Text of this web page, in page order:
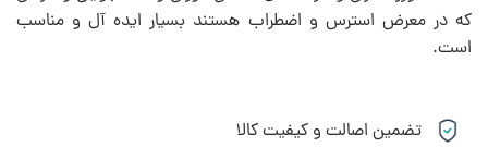
که در معرض استرس و اضطراب هستند بسیار ایده آل و مناسب
است.
تضمین اصالت و کیفیت کالا